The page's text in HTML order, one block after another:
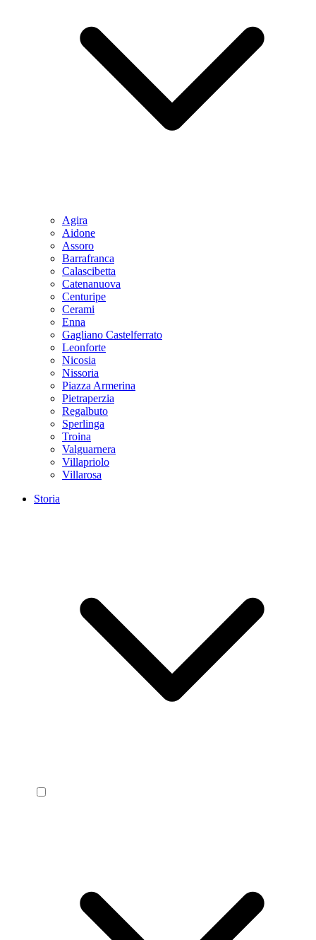
Agira
Aidone
Assoro
Barrafranca
Calascibetta
Catenanuova
Centuripe
Cerami
Enna
Gagliano Castelferrato
Leonforte
Nicosia
Nissoria
Piazza Armerina
Pietraperzia
Regalbuto
Sperlinga
Troina
Valguarnera
Villapriolo
Villarosa
Storia